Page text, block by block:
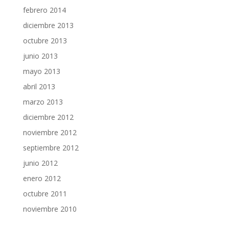
febrero 2014
diciembre 2013
octubre 2013
junio 2013
mayo 2013
abril 2013
marzo 2013
diciembre 2012
noviembre 2012
septiembre 2012
junio 2012
enero 2012
octubre 2011
noviembre 2010